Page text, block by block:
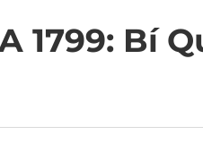
1799: Bí